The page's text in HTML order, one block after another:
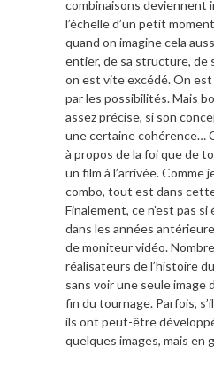
combinaisons deviennent
l’échelle d’un petit
quand on imagine cela
entier, de sa structure, de
on est vite excédé. On
par les possibilités. Mais
assez précise, si son
une certaine cohérence…
à propos de la foi que de
un film à l’arrivée. Comme
combo, tout est dans
Finalement, ce n’est pas
dans les années
de moniteur vidéo.
réalisateurs de l’histoire
sans voir une seule image
fin du tournage. Parfois,
ils ont peut-être
quelques images, mais en